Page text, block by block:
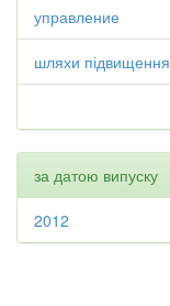
управление
шляхи підвищення
за датою випуску
2012